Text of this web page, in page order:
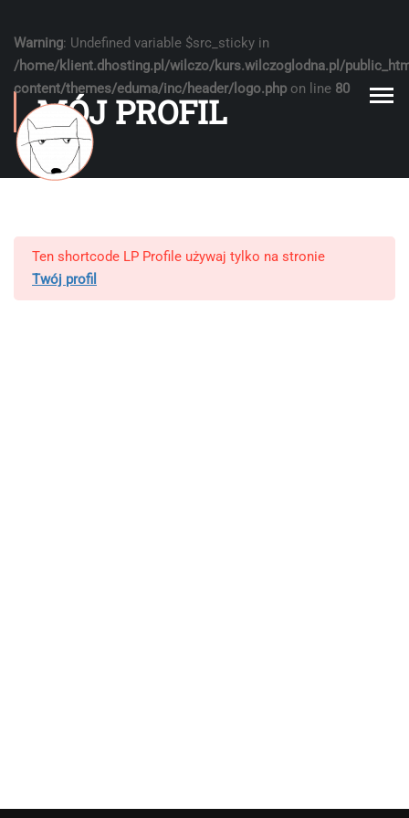
Warning: Undefined variable $src_sticky in
/home/klient.dhosting.pl/wilczo/kurs.wilczoglodna.pl/
content/themes/eduma/inc/header/logo.phpon line 80
MÓJ PROFIL
Ten shortcode LP Profile używaj tylko na stronie
Twój profil